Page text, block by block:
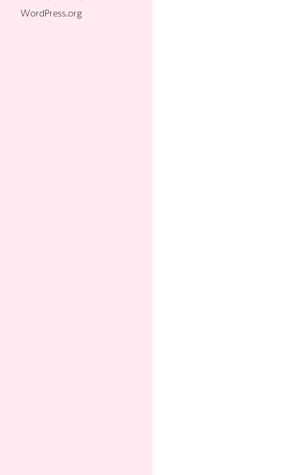
WordPress.org